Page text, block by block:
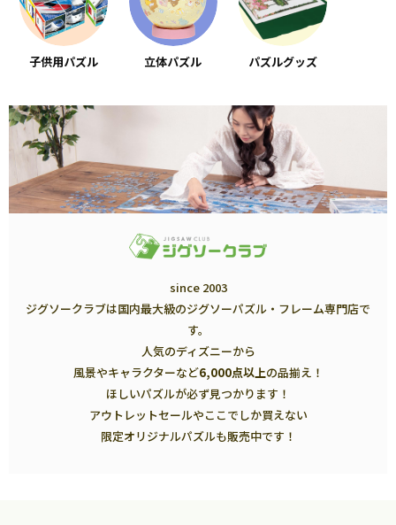
子供用パズル 立体パズル パズルグッズ
since 2003
ジグソークラブは国内最大級のジグソーパズル・フレーム専門店で
す。
人気のディズニーから
風景やキャラクターなど6,000点以上の品揃え！
ほしいパズルが必ず見つかります！
アウトレットセールやここでしか買えない
限定オリジナルパズルも販売中です！